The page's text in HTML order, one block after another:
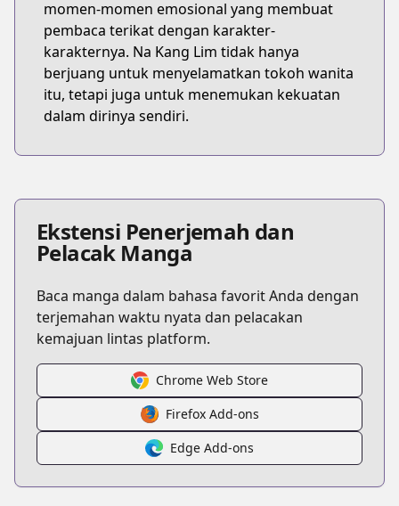
momen-momen emosional yang membuat
pembaca terikat dengan karakter-
karakternya. Na Kang Lim tidak hanya
berjuang untuk menyelamatkan tokoh wanita
itu, tetapi juga untuk menemukan kekuatan
dalam dirinya sendiri.
Ekstensi Penerjemah dan
Pelacak Manga
Baca manga dalam bahasa favorit Anda dengan
terjemahan waktu nyata dan pelacakan
kemajuan lintas platform.
Chrome Web Store
Firefox Add-ons
Edge Add-ons